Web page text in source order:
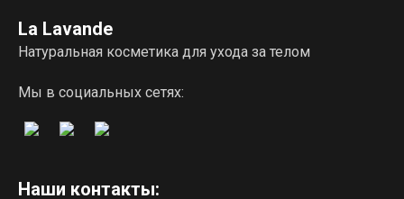
La Lavande
Натуральная косметика для ухода за телом
Мы в социальных сетях:
Наши контакты: